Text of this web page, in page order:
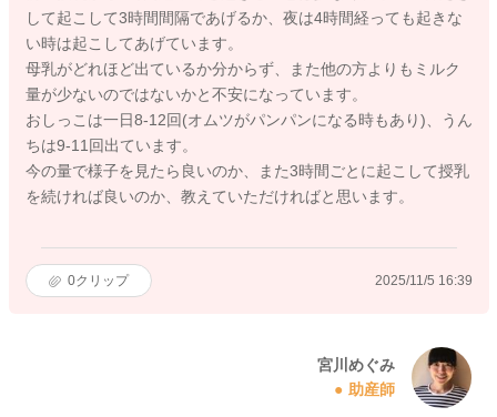
して起こして3時間間隔であげるか、夜は4時間経っても起きな
い時は起こしてあげています。
母乳がどれほど出ているか分からず、また他の方よりもミルク
量が少ないのではないかと不安になっています。
おしっこは一日8-12回(オムツがパンパンになる時もあり)、うん
ちは9-11回出ています。
今の量で様子を見たら良いのか、また3時間ごとに起こして授乳
を続ければ良いのか、教えていただければと思います。
0クリップ 2025/11/5 16:39
宮川めぐみ
助産師